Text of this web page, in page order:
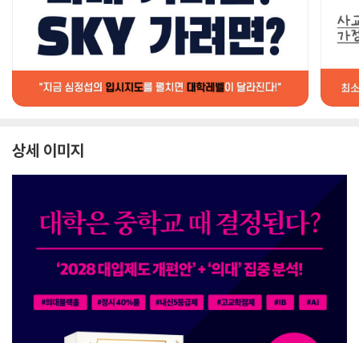
상세 이미지